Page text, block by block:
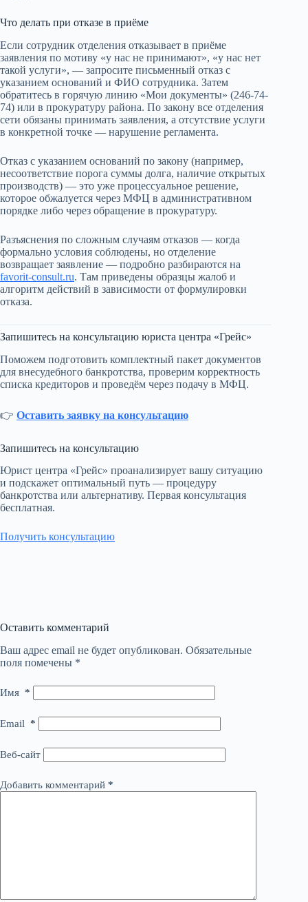
Что делать при отказе в приёме
Если сотрудник отделения отказывает в приёме
заявления по мотиву «у нас не принимают», «у нас нет
такой услуги», — запросите письменный отказ с
указанием оснований и ФИО сотрудника. Затем
обратитесь в горячую линию «Мои документы» (246-74-
74) или в прокуратуру района. По закону все отделения
сети обязаны принимать заявления, а отсутствие услуги
в конкретной точке — нарушение регламента.
Отказ с указанием оснований по закону (например,
несоответствие порога суммы долга, наличие открытых
производств) — это уже процессуальное решение,
которое обжалуется через МФЦ в административном
порядке либо через обращение в прокуратуру.
Разъяснения по сложным случаям отказов — когда
формально условия соблюдены, но отделение
возвращает заявление — подробно разбираются на
favorit-consult.ru. Там приведены образцы жалоб и
алгоритм действий в зависимости от формулировки
отказа.
Запишитесь на консультацию юриста центра «Грейс»
Поможем подготовить комплектный пакет документов
для внесудебного банкротства, проверим корректность
списка кредиторов и проведём через подачу в МФЦ.
👉 Оставить заявку на консультацию
Запишитесь на консультацию
Юрист центра «Грейс» проанализирует вашу ситуацию
и подскажет оптимальный путь — процедуру
банкротства или альтернативу. Первая консультация
бесплатная.
Получить консультацию
Оставить комментарий
Ваш адрес email не будет опубликован. Обязательные
поля помечены *
Имя *
Email *
Веб-сайт
Добавить комментарий *